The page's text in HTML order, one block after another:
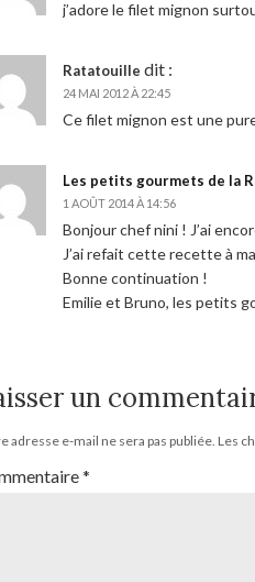
j’adore le filet mignon
Ratatouille dit :
24 MAI 2012 À 22:45
Ce filet mignon est une
Les petits gourmets de la
1 AOÛT 2014 À 14:56
Bonjour chef nini ! J’ai
J’ai refait cette recette à
Bonne continuation !
Emilie et Bruno, les petits
un
adresse e-mail ne sera pas publiée. Les
*